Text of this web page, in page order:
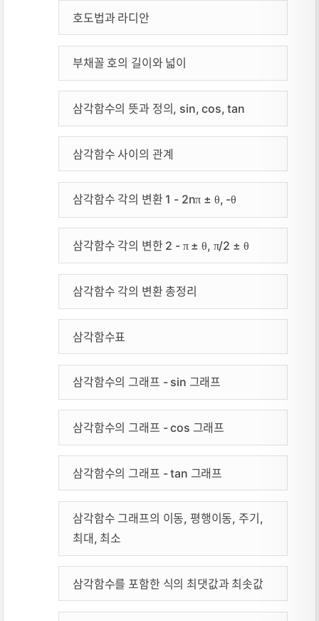
호도법과 라디안
부채꼴 호의 길이와 넓이
삼각함수의 뜻과 정의, sin, cos, tan
삼각함수 사이의 관계
삼각함수 각의 변환 1 - 2nπ ± θ, -θ
삼각함수 각의 변한 2 - π±θ, π/2 ± θ
삼각함수 각의 변환 총정리
삼각함수표
삼각함수의 그래프 - sin 그래프
삼각함수의 그래프 - cos 그래프
삼각함수의 그래프 - tan 그래프
삼각함수 그래프의 이동, 평행이동, 주기,
최대, 최소
삼각함수를 포함한 식의 최댓값과 최솟값